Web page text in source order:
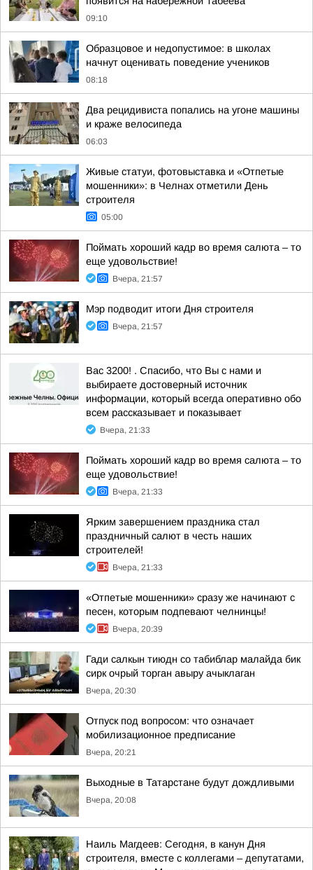
09:10
Образцовое и недопустимое: в школах
начнут оценивать поведение учеников
08:18
Два рецидивиста попались на угоне машины
и краже велосипеда
06:03
Живые статуи, фотовыставка и «Отпетые
мошенники»: в Челнах отметили День
строителя
05:00
Поймать хороший кадр во время салюта – то
еще удовольствие!
Вчера, 21:57
Мэр подводит итоги Дня строителя
Вчера, 21:57
Вас 3200! . Спасибо, что Вы с нами и
выбираете достоверный источник
информации, который всегда оперативно обо
всем рассказывает и показывает
Вчера, 21:33
Поймать хороший кадр во время салюта – то
еще удовольствие!
Вчера, 21:33
Ярким завершением праздника стал
праздничный салют в честь наших
строителей!
Вчера, 21:33
«Отпетые мошенники» сразу же начинают с
песен, которым подпевают челнинцы!
Вчера, 20:39
Гади салкын тиюдн со табиблар малайда бик
сирк очрый торган авыру ачыклаган
Вчера, 20:30
Отпуск под вопросом: что означает
мобилизационное предписание
Вчера, 20:21
Выходные в Татарстане будут дождливыми
Вчера, 20:08
Наиль Магдеев: Сегодня, в канун Дня
строителя, вместе с коллегами – депутатами,